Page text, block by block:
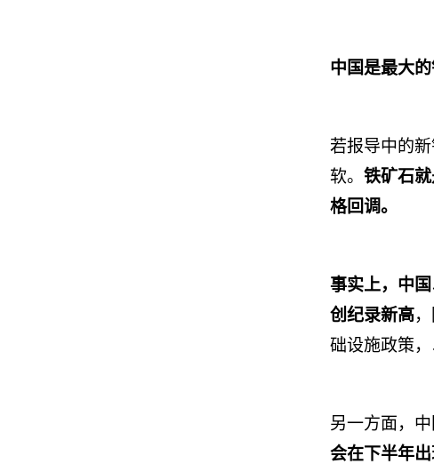
中国是最大
若报导中的
软。铁矿石
格回调。
事实上，中
创纪录新高
础设施政策，
另一方面，
会在下半年